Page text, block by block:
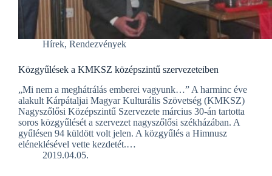
Hírek, Rendezvények
Közgyűlések a KMKSZ középszintű szervezeteiben
„Mi nem a meghátrálás emberei vagyunk…” A harminc éve
alakult Kárpátaljai Magyar Kulturális Szövetség (KMKSZ)
Nagyszőlősi Középszintű Szervezete március 30-án tartotta
soros közgyűlését a szervezet nagyszőlősi székházában. A
gyűlésen 94 küldött volt jelen. A közgyűlés a Himnusz
eléneklésével vette kezdetét.…
2019.04.05.